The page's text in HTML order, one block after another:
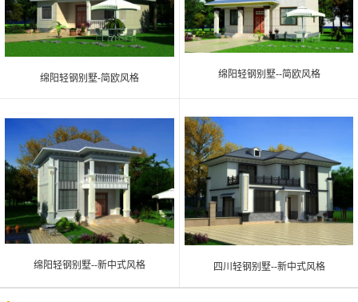
绵阳轻钢别墅-简欧风格 绵阳轻钢别墅--简欧风格
绵阳轻钢别墅--新中式风格 四川轻钢别墅--新中式风格